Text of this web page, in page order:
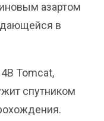
азартом
в
Tomcat,
спутником